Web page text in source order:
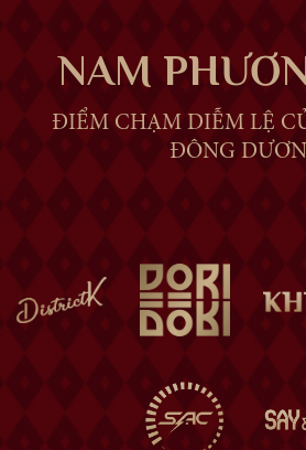
NAM
ĐIỂM CHẠM DIỄM LỆ
ĐÔNG